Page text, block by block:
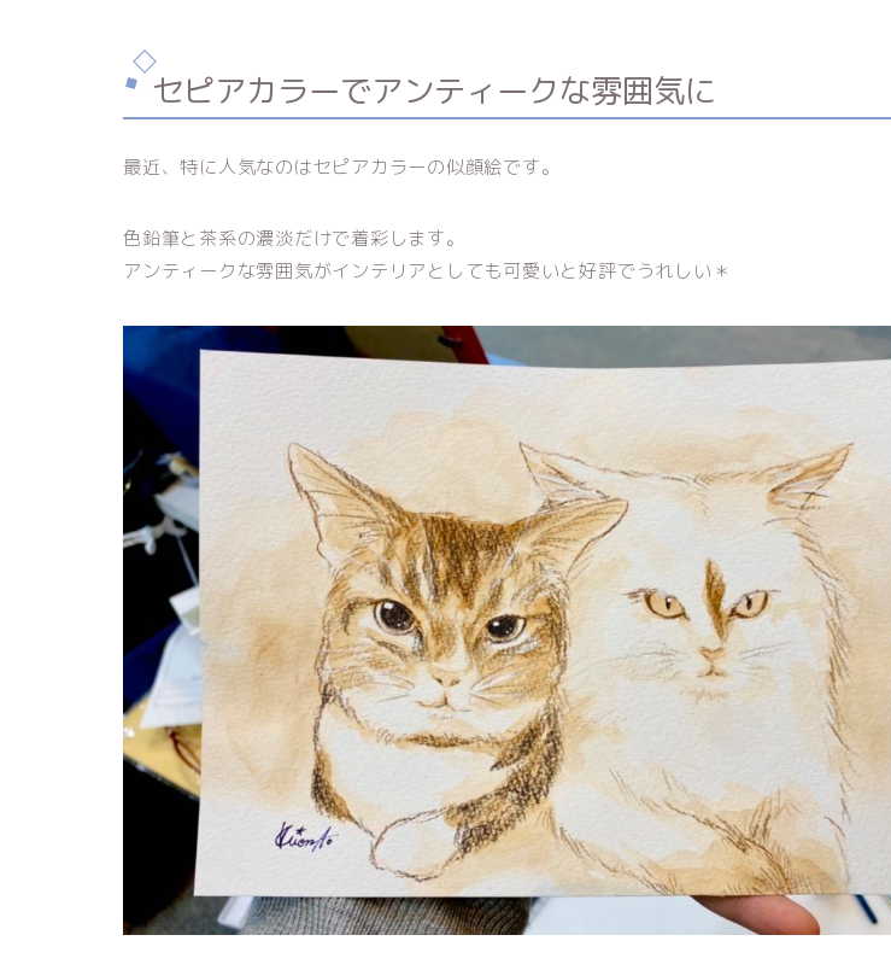
セピアカラーでアンティークな雰囲気に
最近、特に人気なのはセピアカラーの似顔絵です。
色鉛筆と茶系の濃淡だけで着彩します。
アンティークな雰囲気がインテリアとしても可愛いと好評でうれしい＊